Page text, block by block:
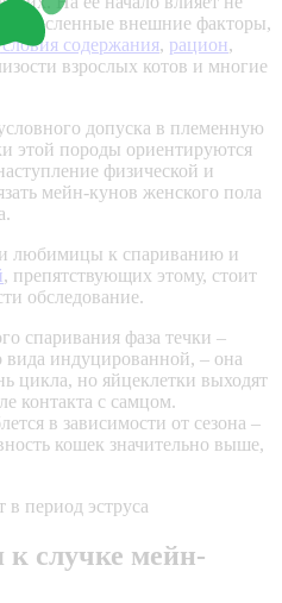
внешние факторы,
содержания, рацион,
взрослых котов и многие
допуска в племенную
этой породы ориентируются
физической и
мейн-кунов женского пола
.
любимицы к спариванию и
, препятствующих этому, стоит
обследование.
спаривания фаза течки –
вида индуцированной, – она
цикла, но яйцеклетки выходят
контакта с самцом.
в зависимости от сезона –
кошек значительно выше,
к случке мейн-